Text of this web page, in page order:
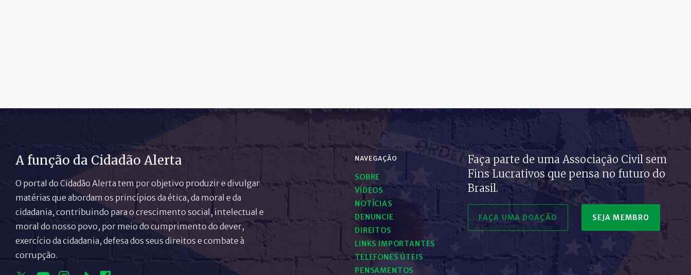
A função da Cidadão Alerta
O portal do Cidadão Alerta tem por objetivo produzir e divulgar
matérias que abordam os princípios da ética, da moral e da
cidadania, contribuindo para o crescimento social, intelectual e
moral do nosso povo, por meio do cumprimento do dever,
exercício da cidadania, defesa dos seus direitos e combate à
corrupção.
NAVEGAÇÃO
SOBRE
VÍDEOS
NOTÍCIAS
DENUNCIE
DIREITOS
LINKS IMPORTANTES
TELEFONES ÚTEIS
PENSAMENTOS
Faça parte de uma Associação Civil sem
Fins Lucrativos que pensa no futuro do
Brasil.
FAÇA UMA DOAÇÃO SEJA MEMBRO